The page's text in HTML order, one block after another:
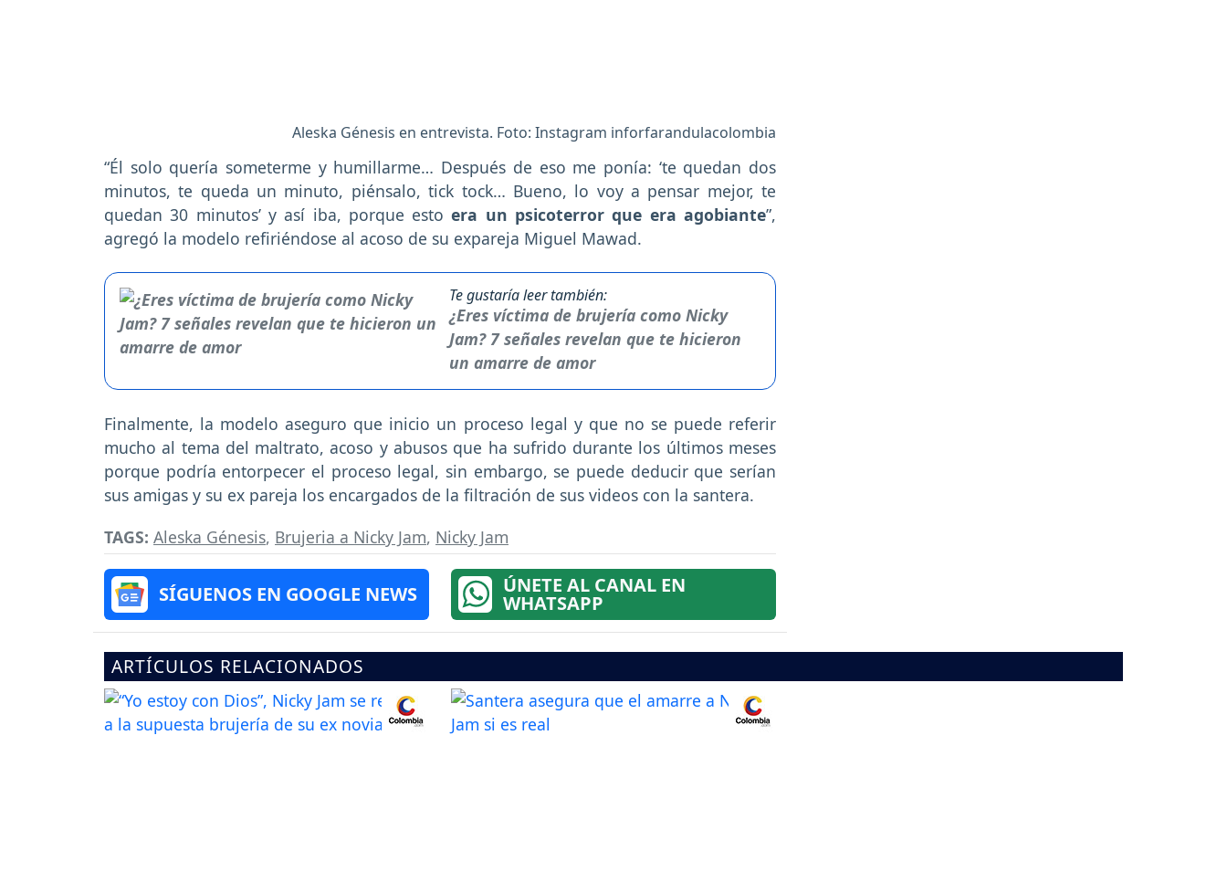
Aleska Génesis en entrevista. Foto: Instagram inforfarandulacolombia
“Él solo quería someterme y humillarme… Después de eso me ponía: ‘te quedan dos
minutos, te queda un minuto, piénsalo, tick tock… Bueno, lo voy a pensar mejor, te
quedan 30 minutos’ y así iba, porque estoera un psicoterror que era agobiante”,
agregó la modelo refiriéndose al acoso de su expareja Miguel Mawad.
Te gustaría leer también:
¿Eres víctima de brujería como Nicky
Jam? 7 señales revelan que te hicieron
un amarre de amor
Finalmente, la modelo aseguro que inicio un proceso legal y que no se puede referir
mucho al tema del maltrato, acoso y abusos que ha sufrido durante los últimos meses
porque podría entorpecer el proceso legal, sin embargo, se puede deducir que serían
sus amigas y su ex pareja los encargados de la filtración de sus videos con la santera.
TAGS: Aleska Génesis, Brujeria a Nicky Jam, Nicky Jam
SÍGUENOS EN GOOGLE NEWS ÚNETE AL CANAL EN
WHATSAPP
ARTÍCULOS RELACIONADOS